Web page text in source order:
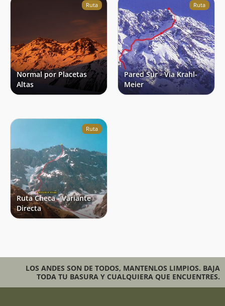
Ruta
Normal por Placetas
Altas
Ruta
Pared Sur - Via Krahl-
Meier
Ruta
Ruta Checa - Variante
Directa
LOS ANDES SON DE TODOS, MANTENLOS LIMPIOS. BAJA
TODA TU BASURA Y CUALQUIERA QUE ENCUENTRES.